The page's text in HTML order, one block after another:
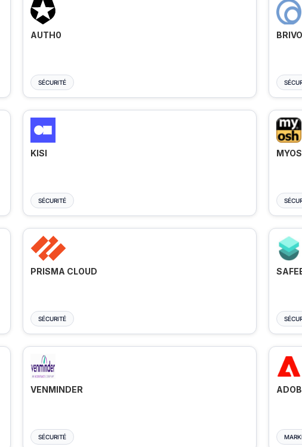
AUTH0
SÉCURITÉ
BRIVO
KISI
SÉCURITÉ
PRISMA CLOUD
SÉCURITÉ
VENMINDER
SÉCURITÉ